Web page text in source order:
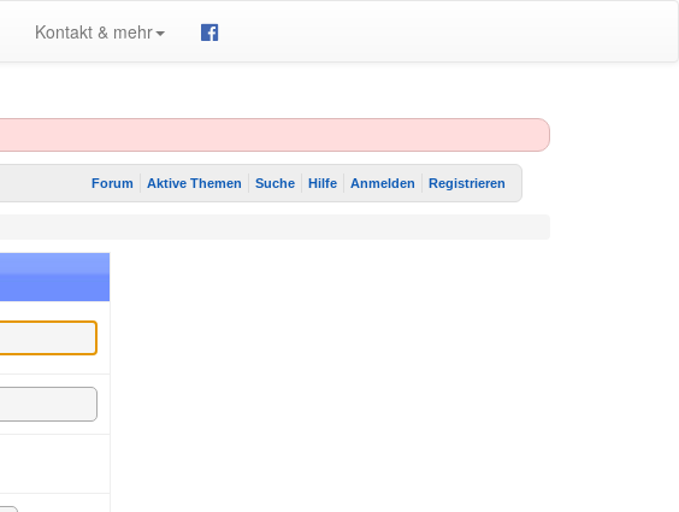
Kontakt & mehr
Forum Aktive Themen Suche Hilfe Anmelden Registrieren